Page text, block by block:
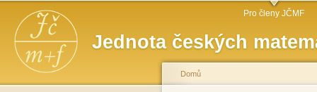
Jednota českých
Hlavní menu Pro členy JČMF
Domů